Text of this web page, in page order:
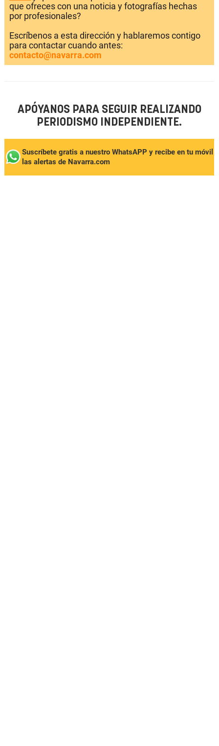
que ofreces con una noticia y fotografías hechas
por profesionales?
Escríbenos a esta dirección y hablaremos contigo
para contactar cuando antes:
contacto@navarra.com
APÓYANOS PARA SEGUIR REALIZANDO
PERIODISMO INDEPENDIENTE.
Suscríbete gratis a nuestro WhatsAPP y recibe en tu móvil
las alertas de Navarra.com